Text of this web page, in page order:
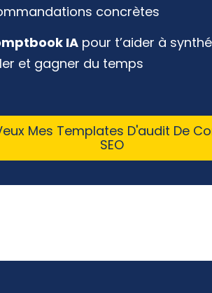
concrètes
IA pour t’aider à
et gagner du temps
Mes Templates D'audit De
SEO